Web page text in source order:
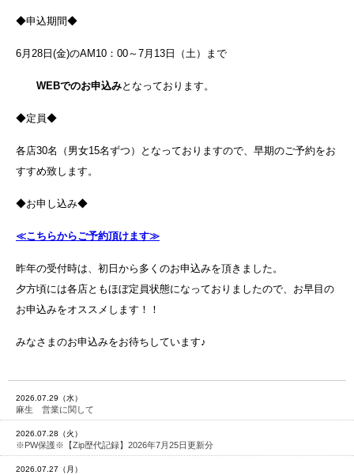
◆申込期間◆
6月28日(金)のAM10：00～7月13日（土）まで
WEBでのお申込みとなっております。
◆定員◆
各店30名（男女15名ずつ）となっておりますので、早期のご予約をお
すすめ致します。
◆お申し込み◆
≪こちらからご予約頂けます≫
昨年の受付時は、初日から多くのお申込みを頂きました。
夕方頃には各店ともほぼ定員状態になっておりましたので、お早目の
お申込みをオススメします！！
みなさまのお申込みをお待ちしています♪
2026.07.29（水）
麻生 営業に関して
2026.07.28（火）
※PW保護※【Zip歴代記録】2026年7月25日更新分
2026.07.27（月）